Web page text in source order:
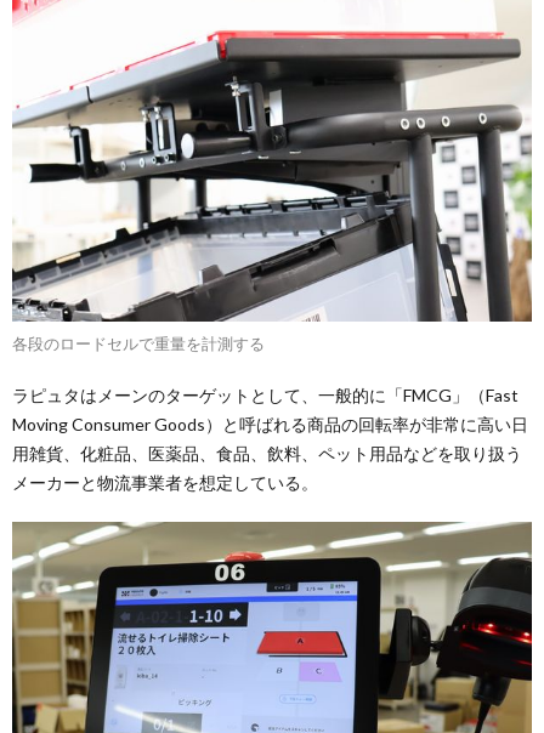
各段のロードセルで重量を計測する
ラピュタはメーンのターゲットとして、一般的に「FMCG」（Fast
Moving Consumer Goods）と呼ばれる商品の回転率が非常に高い日
用雑貨、化粧品、医薬品、食品、飲料、ペット用品などを取り扱う
メーカーと物流事業者を想定している。